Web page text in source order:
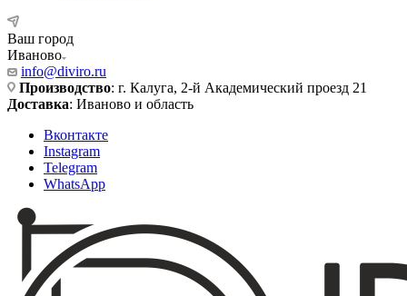
Ваш город
Иваново
info@diviro.ru
Производство: г. Калуга, 2-й Академический проезд 21
Доставка: Иваново и область
Вконтакте
Instagram
Telegram
WhatsApp